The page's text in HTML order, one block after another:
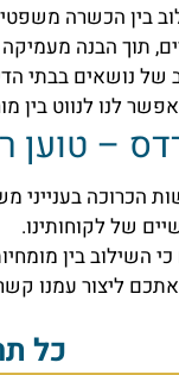
בין הכשרה
תוך הבנה
של נושאים בבתי
לנו לנווט בין
– טוען
הכרוכה בענייני
של לקוחותינו.
השילוב בין
ליצור עמנו
כל